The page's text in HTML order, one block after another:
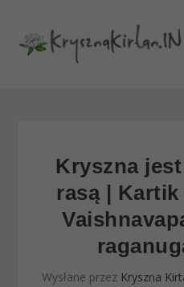
Kryszna
rasą | Kartik
Wysłane przez Kryszna